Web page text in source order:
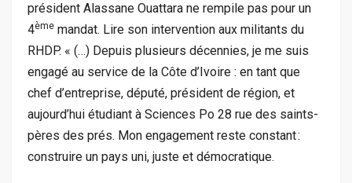
président Alassane Ouattara ne rempile pas pour un
4ème mandat. Lire son intervention aux militants du
RHDP. « (…) Depuis plusieurs décennies, je me suis
engagé au service de la Côte d’Ivoire : en tant que
chef d’entreprise, député, président de région, et
aujourd’hui étudiant à Sciences Po 28 rue des saints-
pères des prés. Mon engagement reste constant :
construire un pays uni, juste et démocratique.